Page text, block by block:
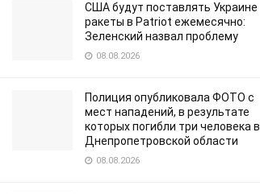
США будут поставлять Украине
ракеты в Patriot ежемесячно:
Зеленский назвал проблему
08.08.2026
Полиция опубликовала ФОТО с
мест нападений, в результате
которых погибли три человека в
Днепропетровской области
08.08.2026